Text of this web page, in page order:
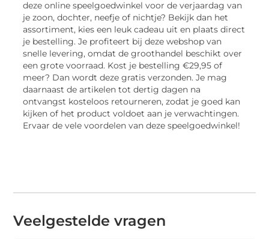
deze online speelgoedwinkel voor de verjaardag van
je zoon, dochter, neefje of nichtje? Bekijk dan het
assortiment, kies een leuk cadeau uit en plaats direct
je bestelling. Je profiteert bij deze webshop van
snelle levering, omdat de groothandel beschikt over
een grote voorraad. Kost je bestelling €29,95 of
meer? Dan wordt deze gratis verzonden. Je mag
daarnaast de artikelen tot dertig dagen na
ontvangst kosteloos retourneren, zodat je goed kan
kijken of het product voldoet aan je verwachtingen.
Ervaar de vele voordelen van deze speelgoedwinkel!
Veelgestelde vragen